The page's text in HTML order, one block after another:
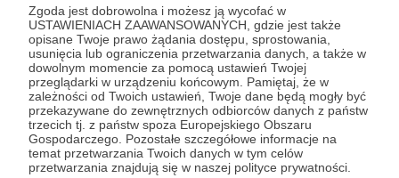
Zgoda jest dobrowolna i możesz ją wycofać w
USTAWIENIACH ZAAWANSOWANYCH, gdzie jest także
opisane Twoje prawo żądania dostępu, sprostowania,
usunięcia lub ograniczenia przetwarzania danych, a także w
dowolnym momencie za pomocą ustawień Twojej
przeglądarki w urządzeniu końcowym. Pamiętaj, że w
zależności od Twoich ustawień, Twoje dane będą mogły być
przekazywane do zewnętrznych odbiorców danych z państw
trzecich tj. z państw spoza Europejskiego Obszaru
Gospodarczego. Pozostałe szczegółowe informacje na
temat przetwarzania Twoich danych w tym celów
przetwarzania znajdują się w naszej polityce prywatności.
* Wyrażam zgodę na przetwarzanie moich danych
osobowych podanych w formularzu rejestracyjnym w celu
prawidłowego świadczenia usług serwisu Patronite.
Wyrażam zgodę na otrzymywanie drogą elektroniczną
informacji handlowych - newslettera. Opcja ta może zostać
zmieniona w ustawieniach konta.